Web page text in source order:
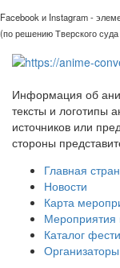
Facebook и Instagram -
(по решению Тверского
Информация об
тексты и логотипы
источников или
стороны
Главная
Новости
Карта
Мероприятия
Каталог